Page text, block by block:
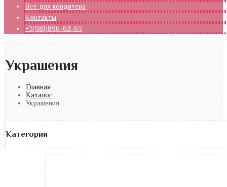
Все для кондитера
Контакты
+7(981)896-62-63
Украшения
Главная
Каталог
Украшения
Категории